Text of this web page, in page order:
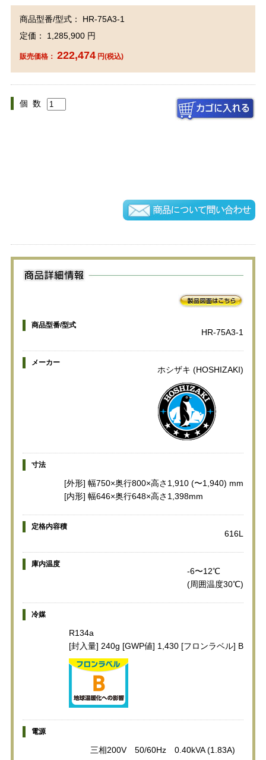
商品型番/型式： HR-75A3-1
定価： 1,285,900 円
販売価格： 222,474円(税込)
個 数
商品型番/型式
HR-75A3-1
メーカー
ホシザキ (HOSHIZAKI)
寸法
[外形] 幅750×奥行800×高さ1,910 (〜1,940) mm
[内形] 幅646×奥行648×高さ1,398mm
定格内容積
616L
庫内温度
-6〜12℃
(周囲温度30℃)
冷媒
R134a
[封入量] 240g [GWP値] 1,430 [フロンラベル] B
電源
三相200V 50/60Hz 0.40kVA (1.83A)